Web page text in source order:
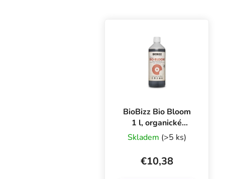
BioBizz Bio Bloom
1 l, organické
hnojivo na kvety
Skladem (>5 ks)
€10,38